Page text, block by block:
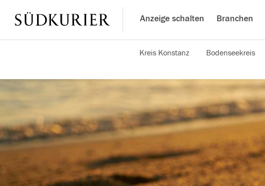
Anzeige schalten Branchen
Kreis Konstanz Bodenseekreis